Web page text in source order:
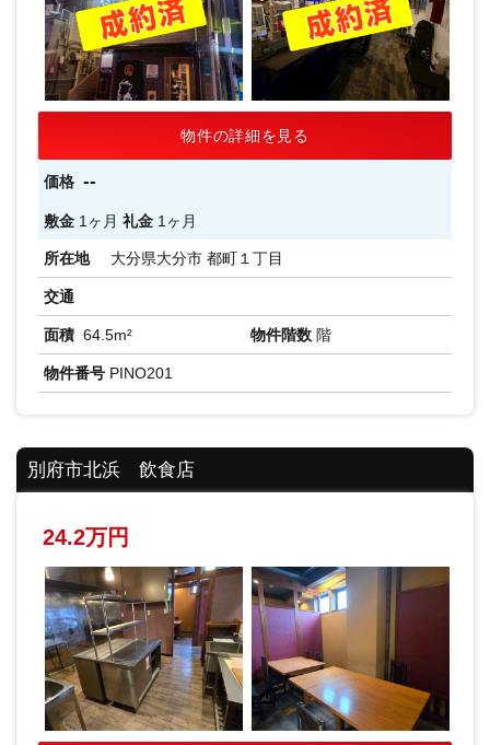
物件の詳細を見る
価格 --
敷金 1ヶ月 礼金 1ヶ月
所在地 大分県大分市 都町１丁目
交通
面積 64.5m² 物件階数 階
物件番号 PINO201
別府市北浜 飲食店
24.2万円